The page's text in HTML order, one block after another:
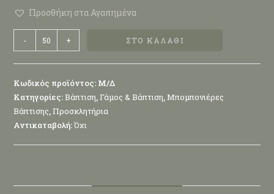
Προσθήκη στα Αγαπημένα
- + ΣΤΟ ΚΑΛΆΘΙ
Κωδικός προϊόντος: Μ/Δ
Κατηγορίες:Βάπτιση,Γάμος & Βάπτιση,Μπομπονιέρες
Βάπτισης,Προσκλητήρια
Αντικαταβολή:Όχι